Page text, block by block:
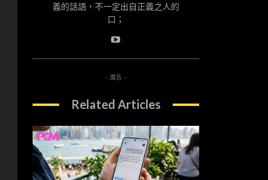
義的話語，不一定出自正義之人的
口；
- 廣告 -
Related Articles